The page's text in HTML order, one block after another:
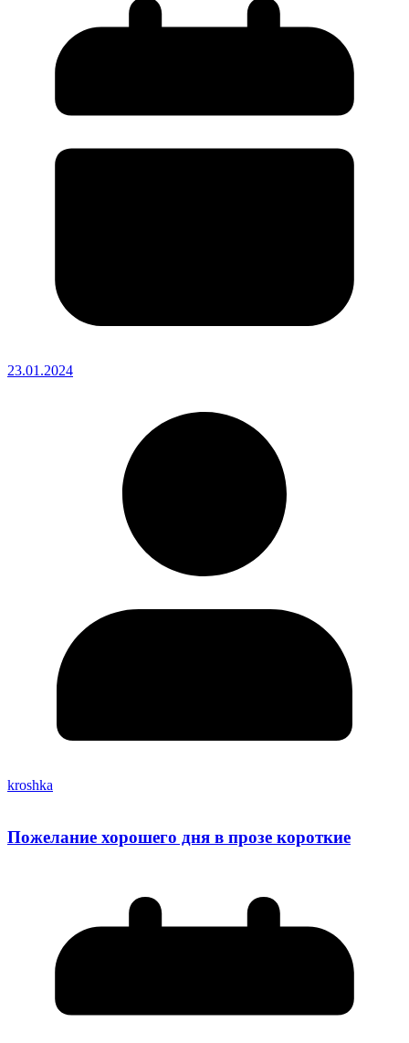
23.01.2024
kroshka
Пожелание хорошего дня в прозе короткие